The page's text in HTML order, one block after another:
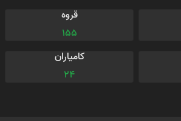
قروه
155
کامیاران
24